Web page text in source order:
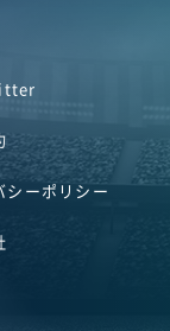
シーポリシー